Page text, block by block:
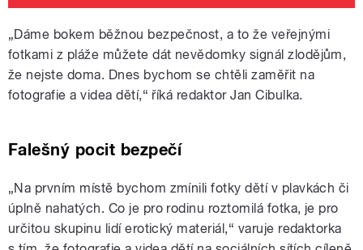
„Dáme bokem běžnou bezpečnost, a to že veřejnými
fotkami z pláže můžete dát nevědomky signál zlodějům,
že nejste doma. Dnes bychom se chtěli zaměřit na
fotografie a videa dětí,“ říká redaktor Jan Cibulka.
Falešný pocit bezpečí
„Na prvním místě bychom zmínili fotky dětí v plavkách či
úplně nahatých. Co je pro rodinu roztomilá fotka, je pro
určitou skupinu lidí erotický materiál,“ varuje redaktorka